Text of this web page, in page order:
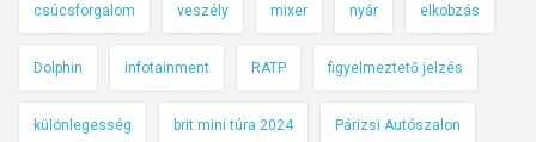
csúcsforgalom veszély mixer nyár elkobzás
Dolphin infotainment RATP figyelmeztető jelzés
különlegesség brit mini túra 2024 Párizsi Autószalon